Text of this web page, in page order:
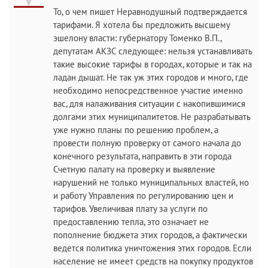
То, о чем пишет Неравнодушный подтверждается
тарифами. Я хотела бы предложить высшему
эшелону власти: губернатору Томенко В.П.,
депутатам АКЗС следующее: нельзя устанавливать
такие высокие тарифы в городах, которые и так на
ладан дышат. Не так уж этих городов и много, где
необходимо непосредственное участие именно
вас, для налаживания ситуации с накопившимися
долгами этих муниципалитетов. Не разрабатывать
уже нужно планы по решению проблем, а
провести полную проверку от самого начала до
конечного результата, направить в эти города
Счетную палату на проверку и выявление
нарушений не только муниципальных властей, но
и работу Управления по регулированию цен и
тарифов. Увеличивая плату за услуги по
предоставлению тепла, это означает не
пополнение бюджета этих городов, а фактически
ведется политика уничтожения этих городов. Если
население не имеет средств на покупку продуктов